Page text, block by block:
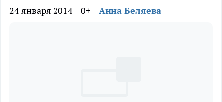
24 января 2014 0+ Анна Беляева